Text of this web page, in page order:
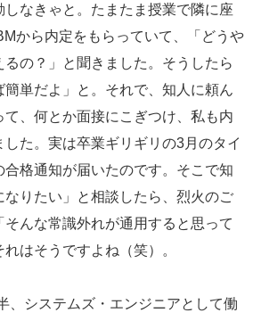
なきゃと。たまたま授業で隣に座
から内定をもらっていて、「どうや
るの？」と聞きました。そうしたら
簡単だよ」と。それで、知人に頼ん
、何とか面接にこぎつけ、私も内
た。実は卒業ギリギリの3月のタイ
合格通知が届いたのです。そこで知
なりたい」と相談したら、烈火のご
そんな常識外れが通用すると思って
はそうですよね（笑）。
、システムズ・エンジニアとして働